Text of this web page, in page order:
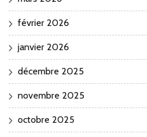
février 2026
janvier 2026
décembre 2025
novembre 2025
octobre 2025